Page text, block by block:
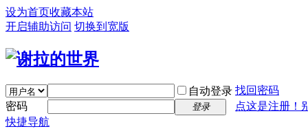
设为首页收藏本站
开启辅助访问 切换到宽版
自动登录 找回密码
密码
登录
点这是注册！
快捷导航